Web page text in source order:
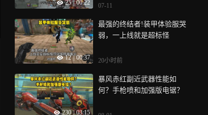
25 | 00:22 07-11
12 | 00:37
最强的终结者!装甲体验服哭
弱，一上线就是超标怪
20小时前
230 | 03:15
暴风赤红副近武器性能如
何？手枪喷和加强版电锯？